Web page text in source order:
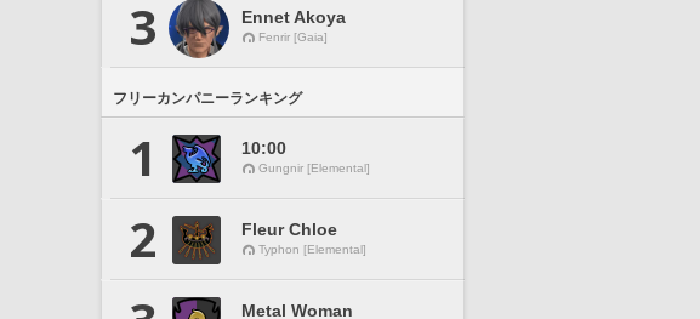
3 Ennet Akoya
Fenrir [Gaia]
フリーカンパニーランキング
1 10:00
Gungnir [Elemental]
2 Fleur Chloe
Typhon [Elemental]
Metal Woman